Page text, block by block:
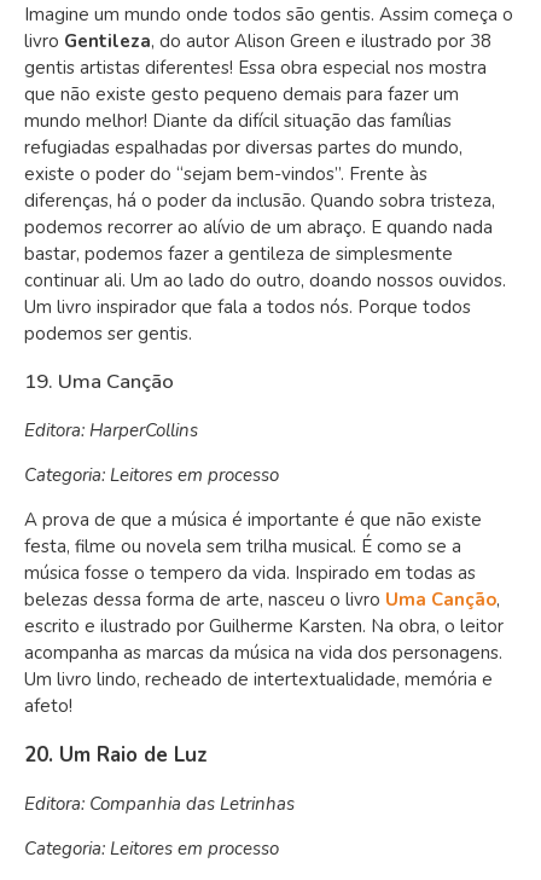
Imagine um mundo onde todos são gentis. Assim começa o
livro Gentileza, do autor Alison Green e ilustrado por 38
gentis artistas diferentes! Essa obra especial nos mostra
que não existe gesto pequeno demais para fazer um
mundo melhor! Diante da difícil situação das famílias
refugiadas espalhadas por diversas partes do mundo,
existe o poder do “sejam bem-vindos”. Frente às
diferenças, há o poder da inclusão. Quando sobra tristeza,
podemos recorrer ao alívio de um abraço. E quando nada
bastar, podemos fazer a gentileza de simplesmente
continuar ali. Um ao lado do outro, doando nossos ouvidos.
Um livro inspirador que fala a todos nós. Porque todos
podemos ser gentis.
19. Uma Canção
Editora: HarperCollins
Categoria: Leitores em processo
A prova de que a música é importante é que não existe
festa, filme ou novela sem trilha musical. É como se a
música fosse o tempero da vida. Inspirado em todas as
belezas dessa forma de arte, nasceu o livro Uma Canção,
escrito e ilustrado por Guilherme Karsten. Na obra, o leitor
acompanha as marcas da música na vida dos personagens.
Um livro lindo, recheado de intertextualidade, memória e
afeto!
20. Um Raio de Luz
Editora: Companhia das Letrinhas
Categoria: Leitores em processo